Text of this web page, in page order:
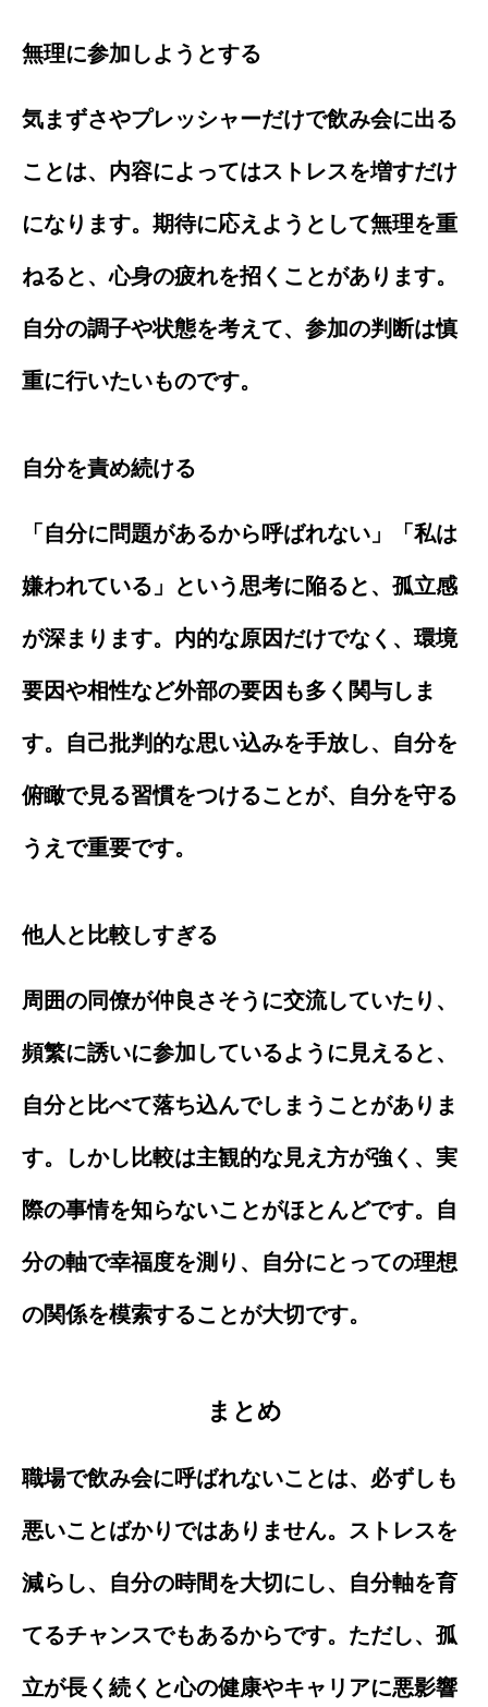
無理に参加しようとする
気まずさやプレッシャーだけで飲み会に出る
ことは、内容によってはストレスを増すだけ
になります。期待に応えようとして無理を重
ねると、心身の疲れを招くことがあります。
自分の調子や状態を考えて、参加の判断は慎
重に行いたいものです。
自分を責め続ける
「自分に問題があるから呼ばれない」「私は
嫌われている」という思考に陥ると、孤立感
が深まります。内的な原因だけでなく、環境
要因や相性など外部の要因も多く関与しま
す。自己批判的な思い込みを手放し、自分を
俯瞰で見る習慣をつけることが、自分を守る
うえで重要です。
他人と比較しすぎる
周囲の同僚が仲良さそうに交流していたり、
頻繁に誘いに参加しているように見えると、
自分と比べて落ち込んでしまうことがありま
す。しかし比較は主観的な見え方が強く、実
際の事情を知らないことがほとんどです。自
分の軸で幸福度を測り、自分にとっての理想
の関係を模索することが大切です。
まとめ
職場で飲み会に呼ばれないことは、必ずしも
悪いことばかりではありません。ストレスを
減らし、自分の時間を大切にし、自分軸を育
てるチャンスでもあるからです。ただし、孤
立が長く続くと心の健康やキャリアに悪影響